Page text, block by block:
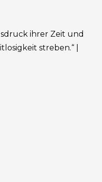
ihrer Zeit und
streben.“ |